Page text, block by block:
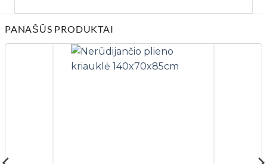
PANAŠŪS PRODUKTAI